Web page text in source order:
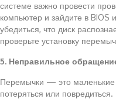
системе важно провести
компьютер и зайдите в BIOS
убедиться, что диск
проверьте установку
5. Неправильное
Перемычки — это маленькие
потеряться или